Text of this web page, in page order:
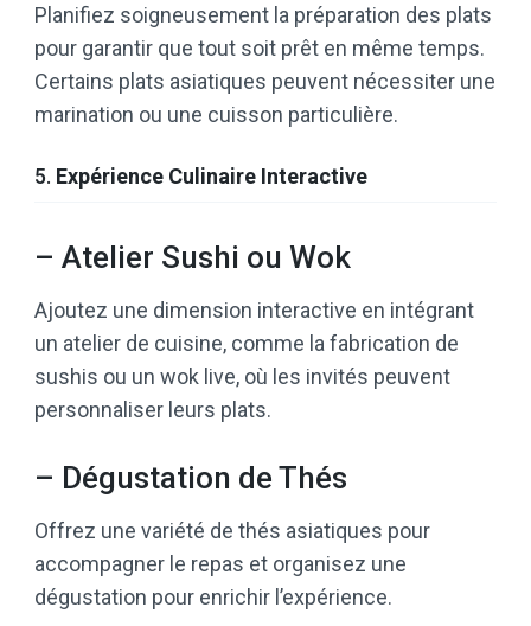
Planifiez soigneusement la préparation des plats
pour garantir que tout soit prêt en même temps.
Certains plats asiatiques peuvent nécessiter une
marination ou une cuisson particulière.
5. Expérience Culinaire Interactive
– Atelier Sushi ou Wok
Ajoutez une dimension interactive en intégrant
un atelier de cuisine, comme la fabrication de
sushis ou un wok live, où les invités peuvent
personnaliser leurs plats.
– Dégustation de Thés
Offrez une variété de thés asiatiques pour
accompagner le repas et organisez une
dégustation pour enrichir l’expérience.